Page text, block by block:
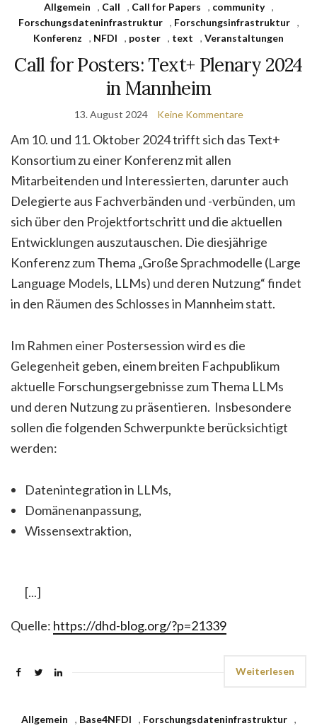
Allgemein , Call , Call for Papers , community
,
Forschungsdateninfrastruktur
, Forschungsinfrastruktur
,
Konferenz
, NFDI , poster , text , Veranstaltungen
Call for Posters: Text+ Plenary 2024
in Mannheim
13. August 2024 Keine Kommentare
Am 10. und 11. Oktober 2024 trifft sich das Text+
Konsortium zu einer Konferenz mit allen
Mitarbeitenden und Interessierten, darunter auch
Delegierte aus Fachverbänden und -verbünden, um
sich über den Projektfortschritt und die aktuellen
Entwicklungen auszutauschen. Die diesjährige
Konferenz zum Thema „Große Sprachmodelle (Large
Language Models, LLMs) und deren Nutzung“ findet
in den Räumen des Schlosses in Mannheim statt.
Im Rahmen einer Postersession wird es die
Gelegenheit geben, einem breiten Fachpublikum
aktuelle Forschungsergebnisse zum Thema LLMs
und deren Nutzung zu präsentieren. Insbesondere
sollen die folgenden Schwerpunkte berücksichtigt
werden:
Datenintegration in LLMs,
Domänenanpassung,
Wissensextraktion,
[...]
Quelle: https://dhd-blog.org/?p=21339
Weiterlesen
Allgemein , Base4NFDI , Forschungsdateninfrastruktur
,